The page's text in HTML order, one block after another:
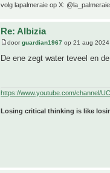
volg lapalmeraie op X: @la_palmeraie
Re: Albizia
doorguardian1967 op 21 aug
De ene zegt water teveel en
https://www.youtube.com/channel/
Losing critical thinking is like